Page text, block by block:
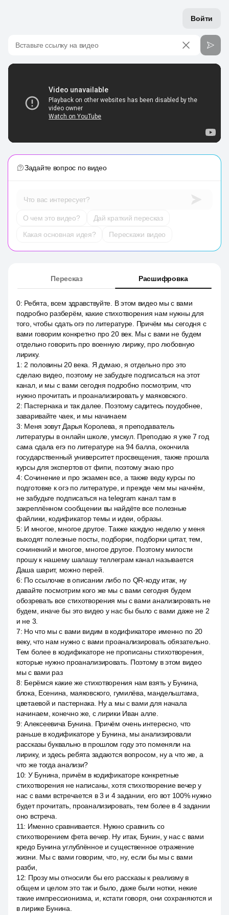
Войти
Вставьте ссылку на видео
Задайте вопрос по видео
Что вас интересует?
О чем это видео?
Дай краткий пересказ
Какая основная идея?
Перескажи видео
Пересказ Расшифровка
0: Ребята, всем здравствуйте. В этом видео мы с вами
подробно разберём, какие стихотворения нам нужны для
того, чтобы сдать огэ по литературе. Причём мы сегодня с
вами говорим конкретно про 20 век. Мы с вами не будем
отдельно говорить про военную лирику, про любовную
лирику.
1 : 2 половины 20 века. Я думаю, я отдельно про это
сделаю видео, поэтому не забудьте подписаться на этот
канал, и мы с вами сегодня подробно посмотрим, что
нужно прочитать и проанализировать у маяковского.
2: Пастернака и так далее. Поэтому садитесь поудобнее,
заваривайте чаек, и мы начинаем
3: Меня зовут Дарья Королева, я преподаватель
литературы в онлайн школе, умскул. Преподаю я уже 7 год
сама сдала егэ по литературе на 94 балла, окончила
государственный университет просвещения, также прошла
курсы для экспертов от фипи, поэтому знаю про
4:Сочинение и про экзамен все, а также веду курсы по
подготовке к огэ по литературе, и прежде чем мы начнём,
не забудьте подписаться на telegram канал там в
закреплённом сообщении вы найдёте все полезные
файлики, кодификатор темы и идеи, образы.
5: И многое, многое другое. Также каждую неделю у меня
выходят полезные посты, подборки, подборки цитат, тем,
сочинений и многое, многое другое. Поэтому милости
прошу к нашему шалашу теллеграм канал называется
Даша шарит, можно перей.
6: По ссылочке в описании либо по QR-коду итак, ну
давайте посмотрим кого же мы с вами сегодня будем
обозревать все стихотворения мы с вами анализировать не
будем, иначе бы это видео у нас бы было с вами даже не 2
и не 3.
7: Но что мы с вами видим в кодификаторе именно по 20
веку, что нам нужно с вами проанализировать обязательно.
Тем более в кодификаторе не прописаны стихотворения,
которые нужно проанализировать. Поэтому в этом видео
мы с вами раз
8: Берёмся какие же стихотворения нам взять у Бунина,
блока, Есенина, маяковского, гумилёва, мандельштама,
цветаевой и пастернака. Ну а мы с вами для начала
начинаем, конечно же, с лирики Иван алле.
9:Алексеевича Бунина. Причём очень интересно, что
раньше в кодификаторе у Бунина, мы анализировали
рассказы буквально в прошлом году это поменяли на
лирику, и здесь ребята задаются вопросом, ну а что же, а
что же тогда анализи?
10: У Бунина, причём в кодификаторе конкретные
стихотворения не написаны, хотя стихотворение вечер у
нас с вами встречается в 3 и 4 задании, его вот 100% нужно
будет прочитать, проанализировать, тем более в 4 задании
оно встреча.
11: Именно сравнивается. Нужно сравнить со
стихотворением фета вечер. Ну итак, Бунин, у нас с вами
кредо Бунина углублённое и существенное отражение
жизни. Мы с вами говорим, что, ну, если бы мы с вами
разби,
12: Прозу мы относили бы его рассказы к реализму в
общем и целом это так и было, даже были нотки, некие
такие импрессионизма, и, кстати говоря, они сохраняются и
в лирике Бунина.